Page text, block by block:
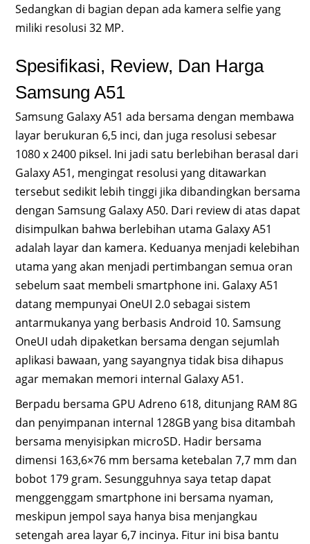
Sedangkan di bagian depan ada kamera selfie yang
miliki resolusi 32 MP.
Spesifikasi, Review, Dan Harga
Samsung A51
Samsung Galaxy A51 ada bersama dengan membawa
layar berukuran 6,5 inci, dan juga resolusi sebesar
1080 x 2400 piksel. Ini jadi satu berlebihan berasal dari
Galaxy A51, mengingat resolusi yang ditawarkan
tersebut sedikit lebih tinggi jika dibandingkan bersama
dengan Samsung Galaxy A50. Dari review di atas dapat
disimpulkan bahwa berlebihan utama Galaxy A51
adalah layar dan kamera. Keduanya menjadi kelebihan
utama yang akan menjadi pertimbangan semua oran
sebelum saat membeli smartphone ini. Galaxy A51
datang mempunyai OneUI 2.0 sebagai sistem
antarmukanya yang berbasis Android 10. Samsung
OneUI udah dipaketkan bersama dengan sejumlah
aplikasi bawaan, yang sayangnya tidak bisa dihapus
agar memakan memori internal Galaxy A51.
Berpadu bersama GPU Adreno 618, ditunjang RAM 8G
dan penyimpanan internal 128GB yang bisa ditambah
bersama menyisipkan microSD. Hadir bersama
dimensi 163,6×76 mm bersama ketebalan 7,7 mm dan
bobot 179 gram. Sesungguhnya saya tetap dapat
menggenggam smartphone ini bersama nyaman,
meskipun jempol saya hanya bisa menjangkau
setengah area layar 6,7 incinya. Fitur ini bisa bantu